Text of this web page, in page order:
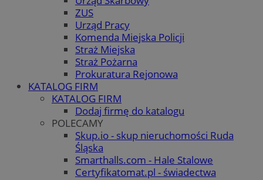
ZUS
Urząd Pracy
Komenda Miejska Policji
Straż Miejska
Straż Pożarna
Prokuratura Rejonowa
KATALOG FIRM
KATALOG FIRM
Dodaj firmę do katalogu
POLECAMY
Skup.io - skup nieruchomości Ruda
Śląska
Smarthalls.com - Hale Stalowe
Certyfikatomat.pl - świadectwa